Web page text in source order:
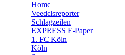
🛒 Shoppingwelt
🧩 Spiele
Home
Veedelsreporter
Schlagzeilen
EXPRESS E-Paper
1. FC Köln
Köln